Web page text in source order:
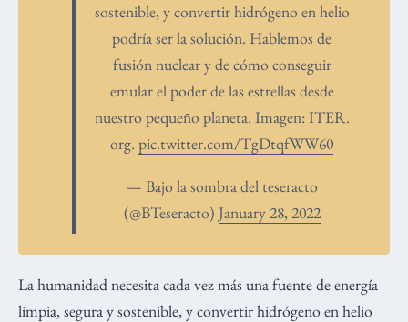
sostenible, y convertir hidrógeno en helio
podría ser la solución. Hablemos de
fusión nuclear y de cómo conseguir
emular el poder de las estrellas desde
nuestro pequeño planeta. Imagen: ITER.
org.pic.twitter.com/TgDtqfWW60
— Bajo la sombra del teseracto
(@BTeseracto) January 28, 2022
La humanidad necesita cada vez más una fuente de energía
limpia, segura y sostenible, y convertir hidrógeno en helio